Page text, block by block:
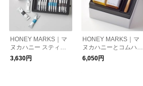
HONEY MARKS｜マ
ヌカハニー スティッ
クタイプ ギフトセッ
ト
3,630円
HONEY MARKS｜マ
ヌカハニーとコムハニ
ーとクローバーハニー
ギフトセット
6,050円